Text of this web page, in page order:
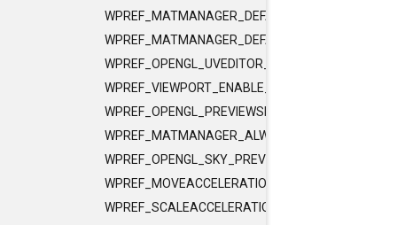
WPREF_MATMANAGER_DEFAULT_MATERIAL
WPREF_OPENGL_UVEDITOR_ANTIALIAS
WPREF_VIEWPORT_ENABLE_HDR
WPREF_OPENGL_PREVIEWSIZE
WPREF_OPENGL_SKY_PREVIEWSIZE
WPREF_MOVEACCELERATION
WPREF_SCALEACCELERATION